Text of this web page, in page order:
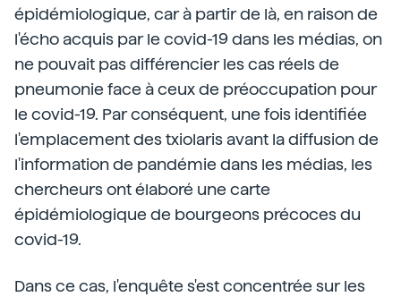
épidémiologique, car à partir de là, en raison de
l'écho acquis par le covid-19 dans les médias, on
ne pouvait pas différencier les cas réels de
pneumonie face à ceux de préoccupation pour
le covid-19. Par conséquent, une fois identifiée
l'emplacement des txiolaris avant la diffusion de
l'information de pandémie dans les médias, les
chercheurs ont élaboré une carte
épidémiologique de bourgeons précoces du
covid-19.
Dans ce cas, l'enquête s'est concentrée sur les